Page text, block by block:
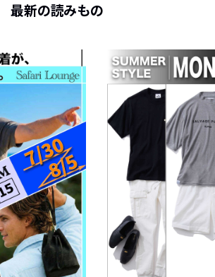
最新の読みもの